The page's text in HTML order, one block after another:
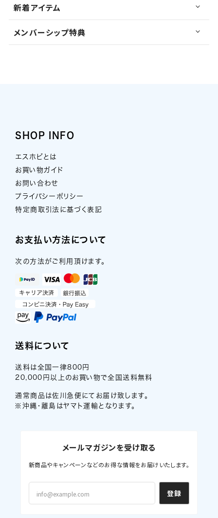
新着アイテム
メンバーシップ特典
SHOP INFO
エスホビとは
お買い物ガイド
お問い合わせ
プライバシーポリシー
特定商取引法に基づく表記
お支払い方法について
次の方法がご利用頂けます。
送料について
送料は全国一律800円
20,000円以上のお買い物で全国送料無料
通常商品は佐川急便にてお届け致します。
※沖縄・離島はヤマト運輸となります。
メールマガジンを受け取る
新商品やキャンペーンなどのお得な情報をお届けいたします。
登録